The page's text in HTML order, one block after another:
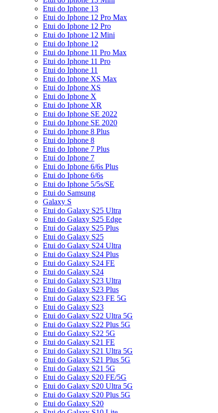
Etui do Iphone 13
Etui do Iphone 12 Pro Max
Etui do Iphone 12 Pro
Etui do Iphone 12 Mini
Etui do Iphone 12
Etui do Iphone 11 Pro Max
Etui do Iphone 11 Pro
Etui do Iphone 11
Etui do Iphone XS Max
Etui do Iphone XS
Etui do Iphone X
Etui do Iphone XR
Etui do Iphone SE 2022
Etui do Iphone SE 2020
Etui do Iphone 8 Plus
Etui do Iphone 8
Etui do Iphone 7 Plus
Etui do Iphone 7
Etui do Iphone 6/6s Plus
Etui do Iphone 6/6s
Etui do Iphone 5/5s/SE
Etui do Samsung
Galaxy S
Etui do Galaxy S25 Ultra
Etui do Galaxy S25 Edge
Etui do Galaxy S25 Plus
Etui do Galaxy S25
Etui do Galaxy S24 Ultra
Etui do Galaxy S24 Plus
Etui do Galaxy S24 FE
Etui do Galaxy S24
Etui do Galaxy S23 Ultra
Etui do Galaxy S23 Plus
Etui do Galaxy S23 FE 5G
Etui do Galaxy S23
Etui do Galaxy S22 Ultra 5G
Etui do Galaxy S22 Plus 5G
Etui do Galaxy S22 5G
Etui do Galaxy S21 FE
Etui do Galaxy S21 Ultra 5G
Etui do Galaxy S21 Plus 5G
Etui do Galaxy S21 5G
Etui do Galaxy S20 FE/5G
Etui do Galaxy S20 Ultra 5G
Etui do Galaxy S20 Plus 5G
Etui do Galaxy S20